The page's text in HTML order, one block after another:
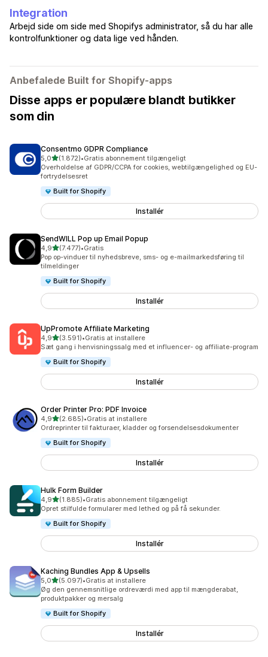
Integration
Arbejd side om side med Shopifys administrator, så du har alle
kontrolfunktioner og data lige ved hånden.
Anbefalede Built for Shopify-apps
Disse apps er populære blandt butikker
som din
Consentmo GDPR Compliance
5,0ud af 5 stjerner
(1.872)
1872 anmeldelser i alt
•Gratis abonnement tilgængeligt
Overholdelse af GDPR/CCPA for cookies, webtilgængelighed og EU-
fortrydelsesret
Built for Shopify
Installér
SendWILL Pop up Email Popup
4,9ud af 5 stjerner
(7.477)
7477 anmeldelser i alt
•Gratis
Pop op-vinduer til nyhedsbreve, sms- og e-mailmarkedsføring til
tilmeldinger
Built for Shopify
Installér
UpPromote Affiliate Marketing
4,9ud af 5 stjerner
(3.591)
3591 anmeldelser i alt
•Gratis at installere
Sæt gang i henvisningssalg med et influencer- og affiliate-program
Built for Shopify
Installér
Order Printer Pro: PDF Invoice
4,9ud af 5 stjerner
(2.685)
2685 anmeldelser i alt
•Gratis at installere
Ordreprinter til fakturaer, kladder og forsendelsesdokumenter
Built for Shopify
Installér
Hulk Form Builder
4,9ud af 5 stjerner
(1.885)
1885 anmeldelser i alt
•Gratis abonnement tilgængeligt
Opret stilfulde formularer med lethed og på få sekunder.
Built for Shopify
Installér
Kaching Bundles App & Upsells
5,0ud af 5 stjerner
(5.097)
5097 anmeldelser i alt
•Gratis at installere
Øg den gennemsnitlige ordreværdi med app til mængderabat,
produktpakker og mersalg
Built for Shopify
Installér